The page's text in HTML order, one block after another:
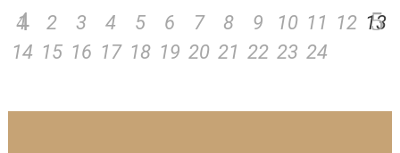
1 2 3 4 5 6 7 8 9 10 11 12 13
14 15 16 17 18 19 20 21 22 23 24